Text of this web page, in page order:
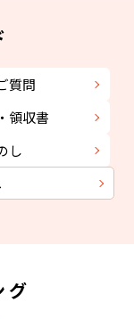
質問
領収書
し
グ